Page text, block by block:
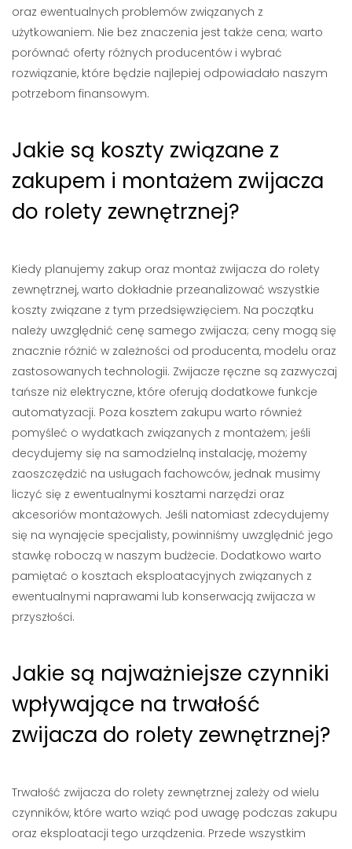
oraz ewentualnych problemów związanych z
użytkowaniem. Nie bez znaczenia jest także cena; warto
porównać oferty różnych producentów i wybrać
rozwiązanie, które będzie najlepiej odpowiadało naszym
potrzebom finansowym.
Jakie są koszty związane z
zakupem i montażem zwijacza
do rolety zewnętrznej?
Kiedy planujemy zakup oraz montaż zwijacza do rolety
zewnętrznej, warto dokładnie przeanalizować wszystkie
koszty związane z tym przedsięwzięciem. Na początku
należy uwzględnić cenę samego zwijacza; ceny mogą się
znacznie różnić w zależności od producenta, modelu oraz
zastosowanych technologii. Zwijacze ręczne są zazwyczaj
tańsze niż elektryczne, które oferują dodatkowe funkcje
automatyzacji. Poza kosztem zakupu warto również
pomyśleć o wydatkach związanych z montażem; jeśli
decydujemy się na samodzielną instalację, możemy
zaoszczędzić na usługach fachowców, jednak musimy
liczyć się z ewentualnymi kosztami narzędzi oraz
akcesoriów montażowych. Jeśli natomiast zdecydujemy
się na wynajęcie specjalisty, powinniśmy uwzględnić jego
stawkę roboczą w naszym budżecie. Dodatkowo warto
pamiętać o kosztach eksploatacyjnych związanych z
ewentualnymi naprawami lub konserwacją zwijacza w
przyszłości.
Jakie są najważniejsze czynniki
wpływające na trwałość
zwijacza do rolety zewnętrznej?
Trwałość zwijacza do rolety zewnętrznej zależy od wielu
czynników, które warto wziąć pod uwagę podczas zakupu
oraz eksploatacji tego urządzenia. Przede wszystkim